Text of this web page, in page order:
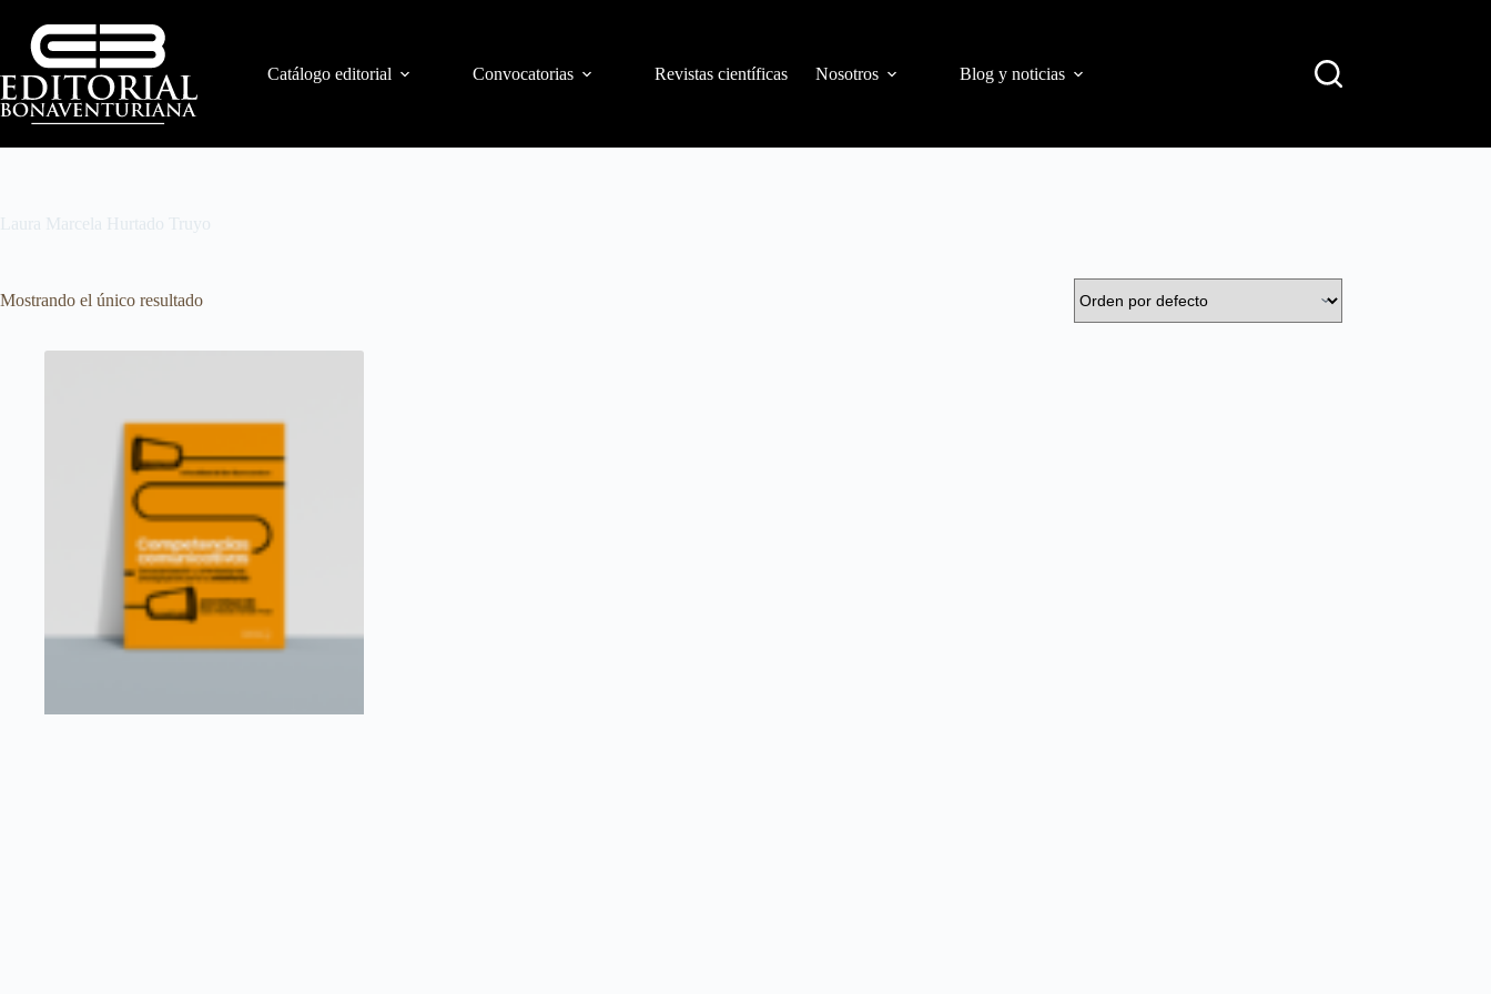
Catálogo editorial Convocatorias Revistas científicas Nosotros Blog y noticias
Laura Marcela Hurtado Truyo
Mostrando el único resultado